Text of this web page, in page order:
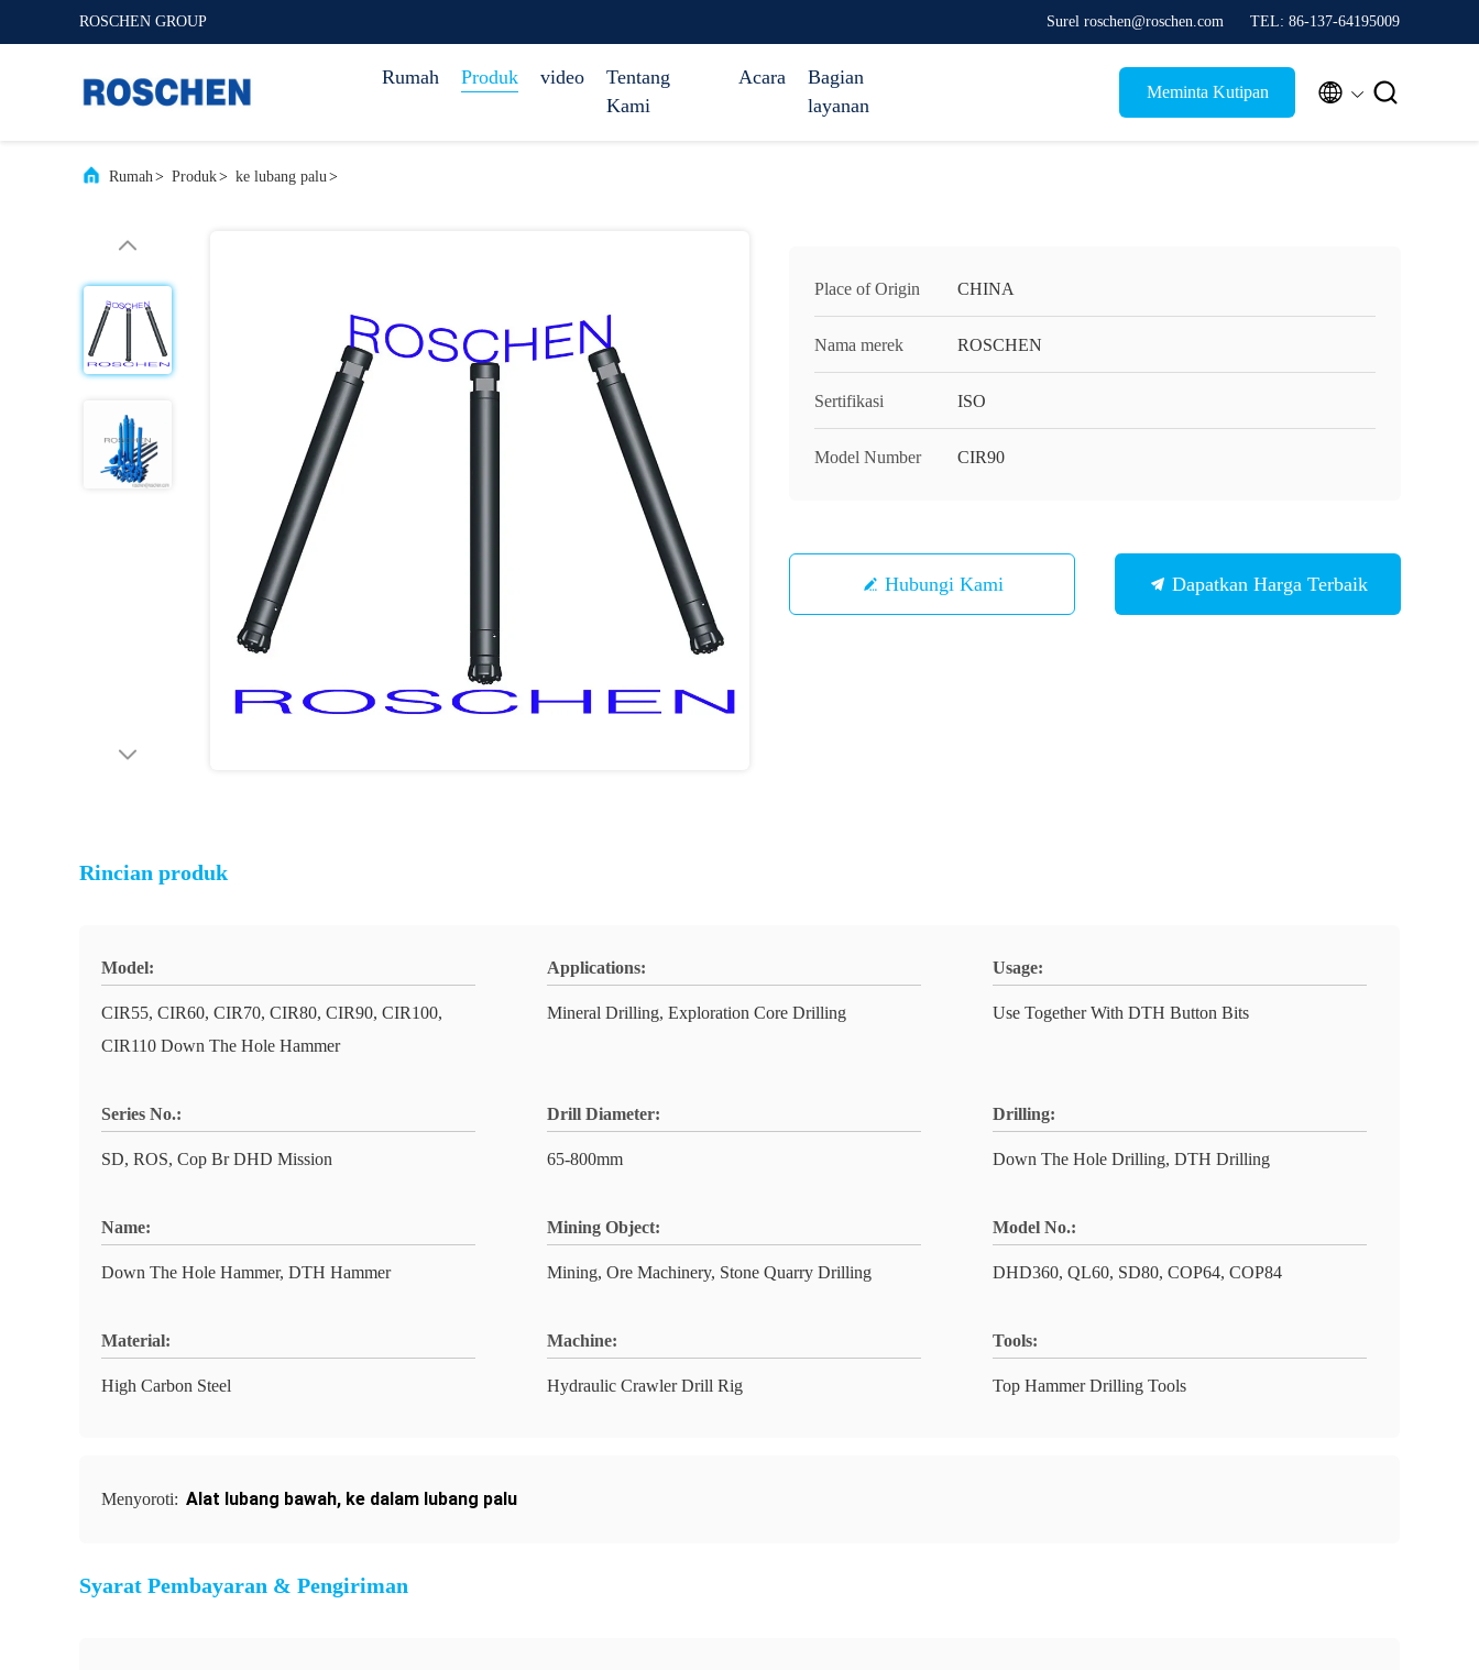
ROSCHEN GROUP Surel roschen@roschen.com TEL: 86-137-64195009
Rumah Produk video
Tentang
Kami
Acara
Bagian
layanan
Meminta Kutipan  
Rumah> Produk> ke lubang palu>
Place of Origin CHINA
Nama merek ROSCHEN
Sertifikasi ISO
Model Number CIR90
Hubungi Kami Dapatkan Harga Terbaik
Rincian produk
Model:
CIR55, CIR60, CIR70, CIR80, CIR90, CIR100,
CIR110 Down The Hole Hammer
Applications:
Mineral Drilling, Exploration Core Drilling
Usage:
Use Together With DTH Button Bits
Series No.:
SD, ROS, Cop Br DHD Mission
Drill Diameter:
65-800mm
Drilling:
Down The Hole Drilling, DTH Drilling
Name:
Down The Hole Hammer, DTH Hammer
Mining Object:
Mining, Ore Machinery, Stone Quarry Drilling
Model No.:
DHD360, QL60, SD80, COP64, COP84
Material:
High Carbon Steel
Machine:
Hydraulic Crawler Drill Rig
Tools:
Top Hammer Drilling Tools
Menyoroti: Alat lubang bawah, ke dalam lubang palu
Syarat Pembayaran & Pengiriman